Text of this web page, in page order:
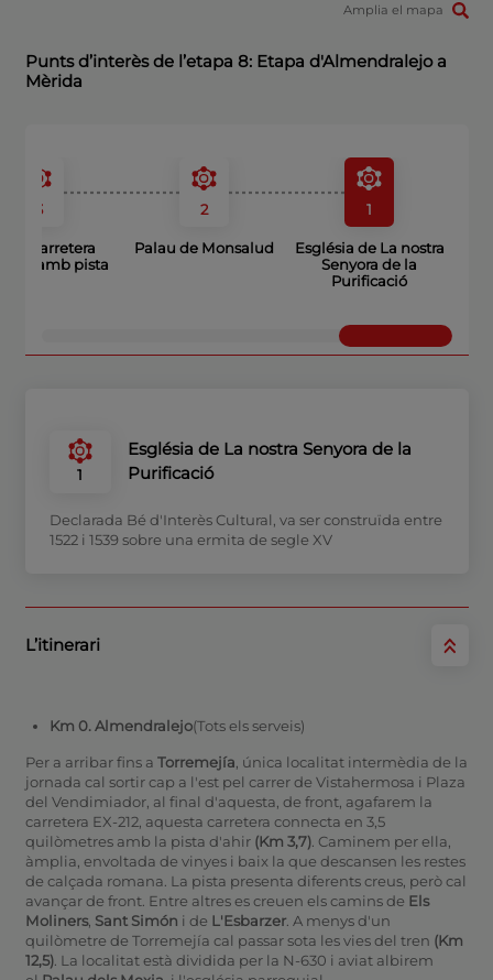
Amplia el mapa
Punts d’interès de l’etapa 8: Etapa d'Almendralejo a
Mèrida
3
carretera
amb pista
2
Palau de Monsalud
1
Església de La nostra
Senyora de la
Purificació
1
Església de La nostra Senyora de la
Purificació
Declarada Bé d'Interès Cultural, va ser construïda entre
1522 i 1539 sobre una ermita de segle XV
L’itinerari
Km 0. Almendralejo(Tots els serveis)
Per a arribar fins a Torremejía , única localitat intermèdia de la
jornada cal sortir cap a l'est pel carrer de Vistahermosa i Plaza
del Vendimiador, al final d'aquesta, de front, agafarem la
carretera EX-212, aquesta carretera connecta en 3,5
quilòmetres amb la pista d'ahir (Km 3,7). Caminem per ella,
àmplia, envoltada de vinyes i baix la que descansen les restes
de calçada romana. La pista presenta diferents creus, però cal
avançar de front. Entre altres es creuen els camins de Els
Moliners, Sant Simón i de L'Esbarzer. A menys d'un
quilòmetre de Torremejía cal passar sota les vies del tren (Km
12,5). La localitat està dividida per la N-630 i aviat albirem